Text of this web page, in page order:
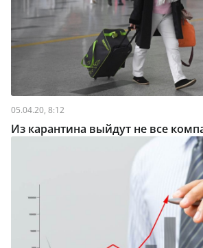
05.04.20, 8:12
Из карантина выйдут не все